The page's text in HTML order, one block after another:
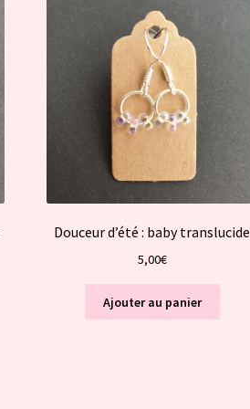
Douceur d’été : baby translucide
5,00€
Ajouter au panier